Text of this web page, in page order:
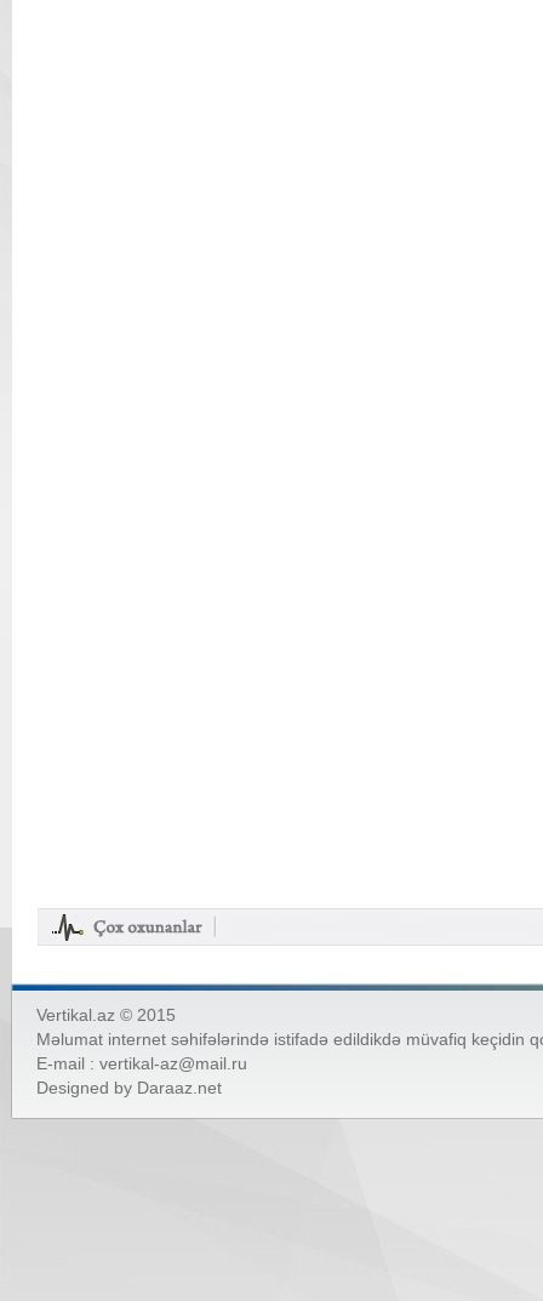
Vertikal.az © 2015
Məlumat internet səhifələrində istifadə edildikdə müvafiq keçidin
E-mail : vertikal-az@mail.ru
Designed by Daraaz.net